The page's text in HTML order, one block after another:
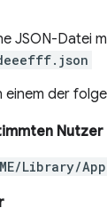
JSON-Datei
einem der
Nutzer
Library/